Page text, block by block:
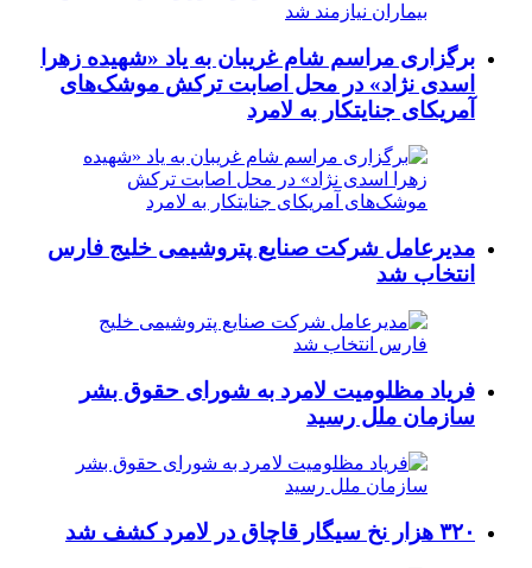
برگزاری مراسم شام غریبان به یاد «شهیده زهرا
اسدی نژاد» در محل اصابت ترکش موشک‌های
آمریکای جنایتکار به لامرد
مدیرعامل شرکت صنایع پتروشیمی خلیج فارس
انتخاب شد
فریاد مظلومیت لامرد به شورای حقوق بشر
سازمان ملل رسید
۳۲۰ هزار نخ سیگار قاچاق در لامرد کشف شد